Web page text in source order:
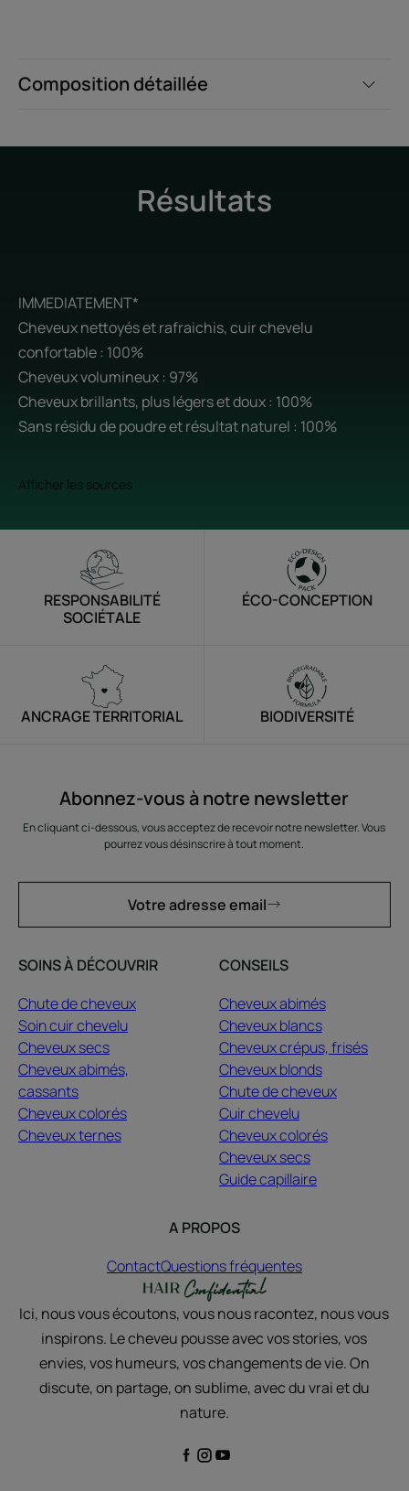
Composition détaillée
Résultats
IMMEDIATEMENT*
Cheveux nettoyés et rafraichis, cuir chevelu
confortable : 100%
Cheveux volumineux : 97%
Cheveux brillants, plus légers et doux : 100%
Sans résidu de poudre et résultat naturel : 100%
Afficher les sources
RESPONSABILITÉ
SOCIÉTALE
ÉCO-CONCEPTION
ANCRAGE TERRITORIAL BIODIVERSITÉ
Abonnez-vous à notre newsletter
En cliquant ci-dessous, vous acceptez de recevoir notre newsletter. Vous
pourrez vous désinscrire à tout moment.
Votre adresse email
SOINS À DÉCOUVRIR
Chute de cheveux
Soin cuir chevelu
Cheveux secs
Cheveux abimés,
cassants
Cheveux colorés
Cheveux ternes
CONSEILS
Cheveux abimés
Cheveux blancs
Cheveux crépus, frisés
Cheveux blonds
Chute de cheveux
Cuir chevelu
Cheveux colorés
Cheveux secs
Guide capillaire
A PROPOS
ContactQuestions fréquentes
Ici, nous vous écoutons, vous nous racontez, nous vous
inspirons. Le cheveu pousse avec vos stories, vos
envies, vos humeurs, vos changements de vie. On
discute, on partage, on sublime, avec du vrai et du
nature.